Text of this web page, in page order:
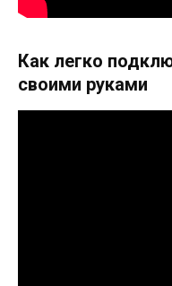
Как легко
своими руками